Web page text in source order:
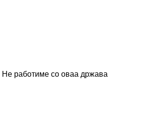
Не работиме со оваа држава